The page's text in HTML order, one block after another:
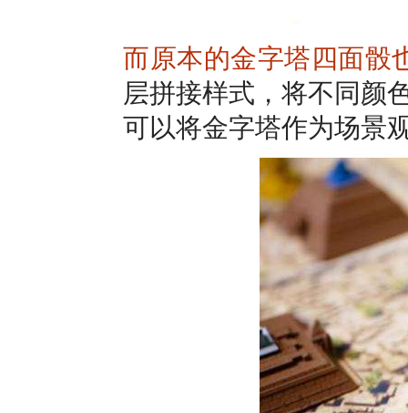
而原本的金字塔四面骰
层拼接样式，将不同颜
可以将金字塔作为场景